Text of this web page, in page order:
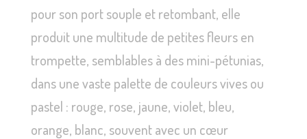
pour son port souple et retombant, elle
produit une multitude de petites fleurs en
trompette, semblables à des mini-pétunias,
dans une vaste palette de couleurs vives ou
pastel : rouge, rose, jaune, violet, bleu,
orange, blanc, souvent avec un cœur